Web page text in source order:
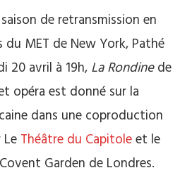
de retransmission en
MET de New York, Pathé
20 avril à 19h, La Rondinede
opéra est donné sur la
dans une coproduction
Théâtre du Capitoleet le
Garden de Londres.